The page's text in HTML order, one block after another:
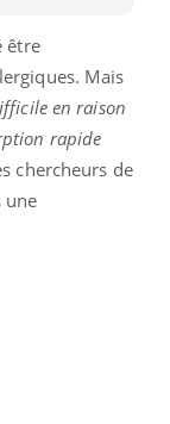
être
Mais
en raison
rapide
chercheurs de
une